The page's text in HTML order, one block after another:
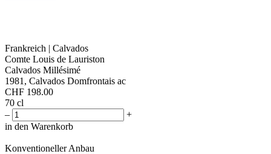
Frankreich | Calvados
Comte Louis de Lauriston
Calvados Millésimé
1981, Calvados Domfrontais ac
CHF 198.00
70 cl
–
+
in den Warenkorb
Konventioneller Anbau